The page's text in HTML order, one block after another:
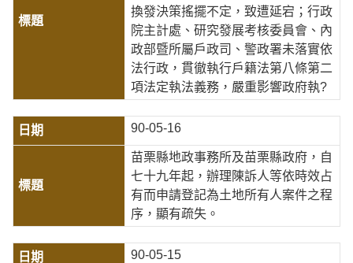
換發決策搖擺不定，致遭延宕；行政
院主計處、研究發展考核委員會、內
政部暨所屬戶政司、警政署未落實依
法行政，貫徹執行戶籍法第八條第二
項法定執法義務，嚴重影響政府執?
90-05-16
苗栗縣地政事務所及苗栗縣政府，自
七十九年起，辦理陳訴人等依時效占
有而申請登記為土地所有人案件之程
序，顯有疏失。
90-05-15